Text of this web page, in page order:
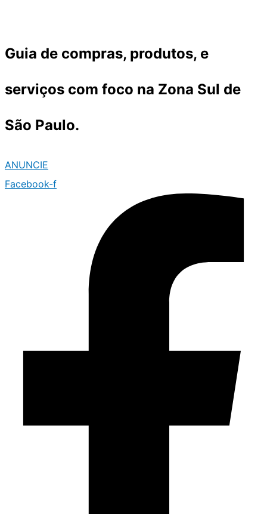
o
Guia de compras, produtos, e
serviços com foco na Zona Sul de
São Paulo.
ANUNCIE
Facebook-f